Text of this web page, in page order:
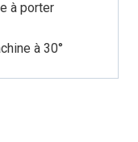
à porter
à 30°